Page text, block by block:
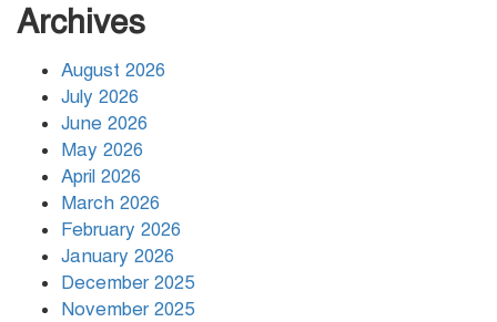
পারভীন রুহীর সাথে উপজেলা
জামায়াতের সৌজন্য সাক্ষাৎ
Archives
August 2026
July 2026
June 2026
May 2026
April 2026
March 2026
February 2026
January 2026
December 2025
November 2025